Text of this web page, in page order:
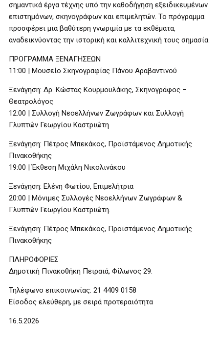
σημαντικά έργα τέχνης υπό την καθοδήγηση εξειδικευμένων
επιστημόνων, σκηνογράφων και επιμελητών. Το πρόγραμμα
προσφέρει μια βαθύτερη γνωριμία με τα εκθέματα,
αναδεικνύοντας την ιστορική και καλλιτεχνική τους σημασία.
ΠΡΟΓΡΑΜΜΑ ΞΕΝΑΓΗΣΕΩΝ
11:00 | Μουσείο Σκηνογραφίας Πάνου Αραβαντινού
Ξενάγηση: Δρ. Κώστας Κουρμουλάκης, Σκηνογράφος –
Θεατρολόγος
12:00 | Συλλογή Νεοελλήνων Ζωγράφων και Συλλογή
Γλυπτών Γεωργίου Καστριώτη
Ξενάγηση: Πέτρος Μπεκάκος, Προϊστάμενος Δημοτικής
Πινακοθήκης
19:00 | Έκθεση Μιχάλη Νικολινάκου
Ξενάγηση: Ελένη Φωτίου, Επιμελήτρια
20:00 | Μόνιμες Συλλογές Νεοελλήνων Ζωγράφων &
Γλυπτών Γεωργίου Καστριώτη.
Ξενάγηση: Πέτρος Μπεκάκος, Προϊστάμενος Δημοτικής
Πινακοθήκης
ΠΛΗΡΟΦΟΡΙΕΣ
Δημοτική Πινακοθήκη Πειραιά, Φίλωνος 29.
Τηλέφωνο επικοινωνίας: 21 4409 0158
Είσοδος ελεύθερη, με σειρά προτεραιότητα
16.5.2026